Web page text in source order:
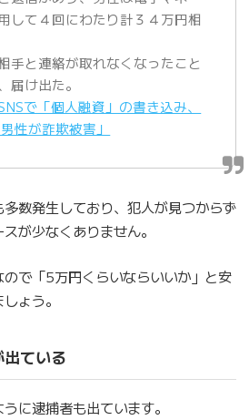
して４回にわたり計３４万円相
手と連絡が取れなくなったこと
届け出た。
で「個人融資」の書き込み、
性が詐欺被害」
数発生しており、犯人が見つからず
が少なくありません。
で「5万円くらいならいいか」と安
ょう。
ている
に逮捕者も出ています。